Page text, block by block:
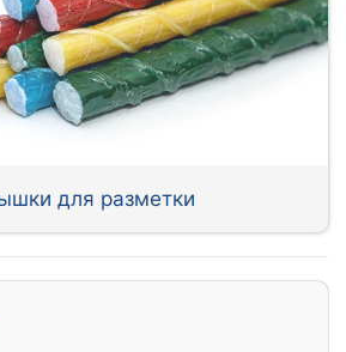
для разметки